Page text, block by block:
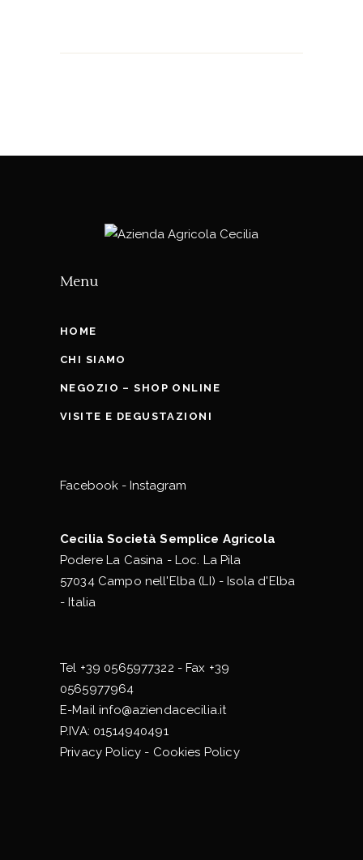
Menu
HOME
CHI SIAMO
NEGOZIO – SHOP ONLINE
VISITE E DEGUSTAZIONI
Facebook - Instagram
Cecilia Società Semplice Agricola
Podere La Casina - Loc. La Pila
57034 Campo nell'Elba (LI) - Isola d'Elba
- Italia
Tel +39 0565977322 - Fax +39
0565977964
E-Mailinfo@aziendacecilia.it
P.IVA: 01514940491
Privacy Policy - Cookies Policy